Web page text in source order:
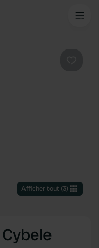
Afficher tout(3)